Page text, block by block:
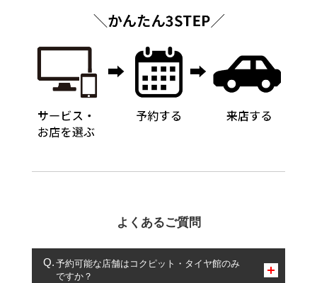
よくあるご質問
予約可能な店舗はコクピット・タイヤ館のみ
ですか？